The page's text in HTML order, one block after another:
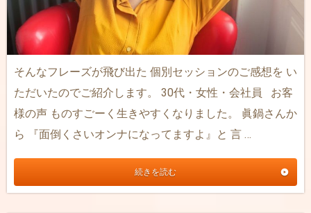
そんなフレーズが飛び出た 個別セッションのご感想を い
ただいたのでご紹介します。 30代・女性・会社員 お客
様の声 ものすごーく生きやすくなりました。 眞鍋さんか
ら 『面倒くさいオンナになってますよ』と 言 …
続きを読む